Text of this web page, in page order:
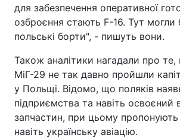
для забезпечення оперативної
озброєння стають F-16. Тут могли
польські борти", - пишуть вони.
Також аналітики нагадали про те,
МіГ-29 не так давно пройшли
у Польщі. Відомо, що поляків
підприємства та навіть освоєний
запчастин, при цьому
навіть українську авіацію.